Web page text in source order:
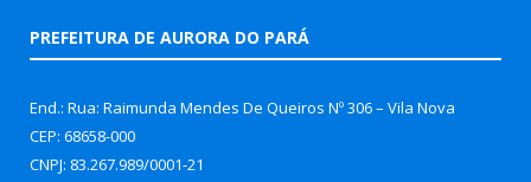
PREFEITURA DE AURORA DO PARÁ
End.: Rua: Raimunda Mendes De Queiros Nº 306 – Vila Nova
CEP: 68658-000
CNPJ: 83.267.989/0001-21